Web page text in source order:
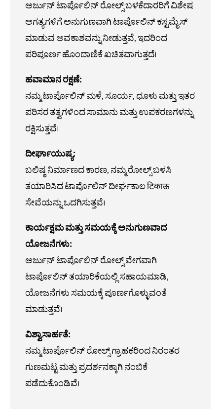
ಅರ್ಜುನ್ ಟಾರ್ಪೊಲಿನ್ ರೋಲ್ಸ್ ಬಳಕೆದಾರರಿಗೆ ವಿಶೇಷ
ಅಗತ್ಯಗಳಿಗೆ ಅನುಗುಣವಾಗಿ ಟಾರ್ಪೊಲಿನ್ ಕಸ್ಟಮೈಸ್
ಮಾಡುವ ಅವಕಾಶವನ್ನು ನೀಡುತ್ತವೆ, ಇದರಿಂದ
ಪರಿಪೂರ್ಣ ಹೊಂದಾಣಿಕೆ ಖಚಿತವಾಗುತ್ತದೆ।
ಹವಾಮಾನ ರಕ್ಷಣೆ:
ನಮ್ಮ ಟಾರ್ಪೊಲಿನ್ ಮಳೆ, ಸೂರ್ಯ, ಧೂಳು ಮತ್ತು ಇತರ
ಪರಿಸರ ತತ್ವಗಳಿಂದ ಸಾಮಾನು ಮತ್ತು ಉಪಕರಣಗಳನ್ನು
ರಕ್ಷಿಸುತ್ತವೆ।
ದೀರ್ಘಾಯುಷ್ಯ:
ಬಲಿಷ್ಠ ನಿರ್ಮಾಣದ ಕಾರಣ, ನಮ್ಮ ರೋಲ್ಸ್ ಬಳಸಿ
ತಯಾರಿಸಿದ ಟಾರ್ಪೊಲಿನ್ ದೀರ್ಘಕಾಲ टिकाऊ
ಸೇವೆಯನ್ನು ಒದಗಿಸುತ್ತವೆ।
ಕಾರ್ಯಕ್ಷಮ ಮತ್ತು ಸಮಯಕ್ಕೆ ಅನುಗುಣವಾದ
ಯೋಜನೆಗಳು:
ಅರ್ಜುನ್ ಟಾರ್ಪೊಲಿನ್ ರೋಲ್ಸ್ ವೇಗವಾಗಿ
ಟಾರ್ಪೊಲಿನ್ ತಯಾರಿಕೆಯಲ್ಲಿ ಸಹಾಯಮಾಡಿ,
ಯೋಜನೆಗಳು ಸಮಯಕ್ಕೆ ಪೂರ್ಣಗೊಳ್ಳುವಂತೆ
ಮಾಡುತ್ತವೆ।
ವಿಶ್ವಾಸಾರ್ಹತೆ:
ನಮ್ಮ ಟಾರ್ಪೊಲಿನ್ ರೋಲ್ಸ್ ಗ್ರಾಹಕರಿಂದ ನಿರಂತರ
ಗುಣಮಟ್ಟ ಮತ್ತು ಪ್ರದರ್ಶನಕ್ಕಾಗಿ ನಂಬಿಕೆ
ಪಡೆದುಕೊಂಡಿವೆ।